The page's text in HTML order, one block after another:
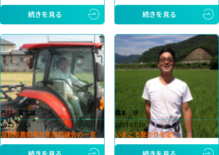
続きを見る
続きを見る
西村 富佐雄
2013.07.16
滋賀県農協青壮年部協議会の一言
橋本 守
2013.07.10
いまこそ繋がりを密に